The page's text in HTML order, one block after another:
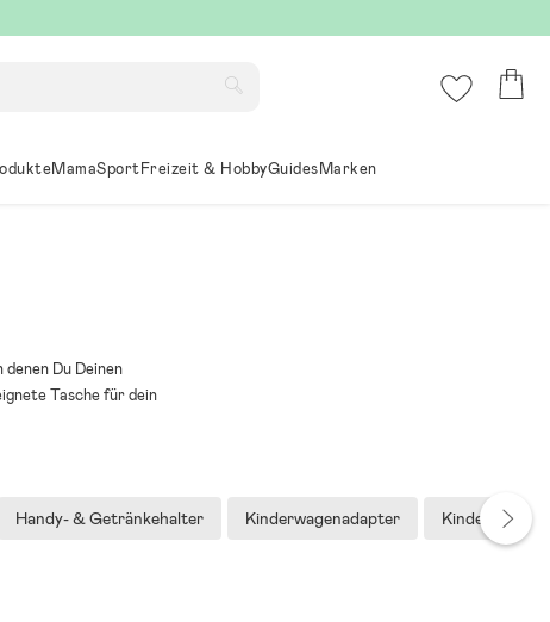
MamaSportFreizeit & HobbyGuidesMarken
Du Deinen
Tasche für dein
Handy- & Getränkehalter Kinderwagenadapter